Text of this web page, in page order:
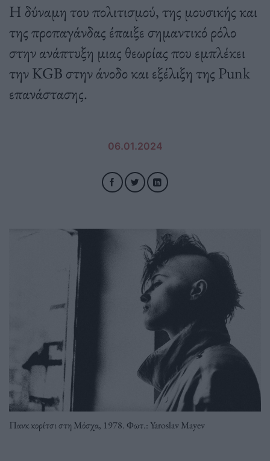
Η δύναμη του πολιτισμού, της μουσικής και
της προπαγάνδας έπαιξε σημαντικό ρόλο
στην ανάπτυξη μιας θεωρίας που εμπλέκει
την KGB στην άνοδο και εξέλιξη της Punk
επανάστασης.
06.01.2024
Πανκ κορίτσι στη Μόσχα, 1978. Φωτ.: Yaroslav Mayev